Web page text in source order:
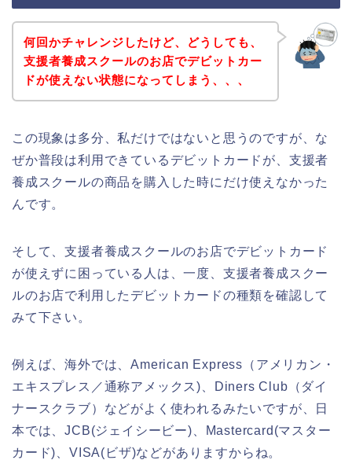
何回かチャレンジしたけど、どうしても、
支援者養成スクールのお店でデビットカー
ドが使えない状態になってしまう、、、
この現象は多分、私だけではないと思うのですが、な
ぜか普段は利用できているデビットカードが、支援者
養成スクールの商品を購入した時にだけ使えなかった
んです。
そして、支援者養成スクールのお店でデビットカード
が使えずに困っている人は、一度、支援者養成スクー
ルのお店で利用したデビットカードの種類を確認して
みて下さい。
例えば、海外では、American Express（アメリカン・
エキスプレス／通称アメックス)、Diners Club（ダイ
ナースクラブ）などがよく使われるみたいですが、日
本では、JCB(ジェイシービー)、Mastercard(マスター
カード)、VISA(ビザ)などがありますからね。